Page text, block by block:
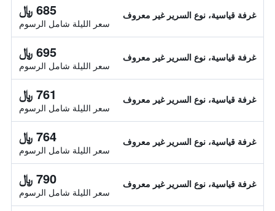
غرفة قياسية، نوع السرير غير معروف 685 ﷼
سعر الليلة شامل الرسوم
غرفة قياسية، نوع السرير غير معروف 695 ﷼
سعر الليلة شامل الرسوم
غرفة قياسية، نوع السرير غير معروف 761 ﷼
سعر الليلة شامل الرسوم
غرفة قياسية، نوع السرير غير معروف 764 ﷼
سعر الليلة شامل الرسوم
غرفة قياسية، نوع السرير غير معروف 790 ﷼
سعر الليلة شامل الرسوم